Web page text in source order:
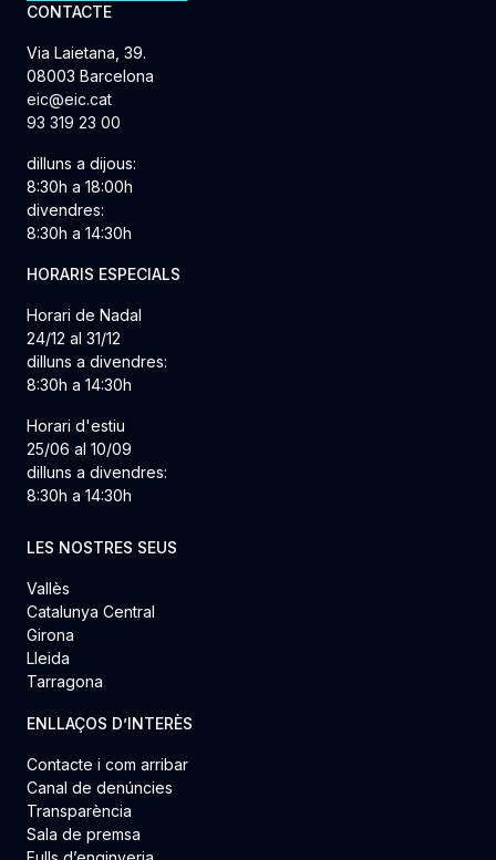
CONTACTE
Via Laietana, 39.
08003 Barcelona
eic@eic.cat
93 319 23 00
dilluns a dijous:
8:30h a 18:00h
divendres:
8:30h a 14:30h
HORARIS ESPECIALS
Horari de Nadal
24/12 al 31/12
dilluns a divendres:
8:30h a 14:30h
Horari d'estiu
25/06 al 10/09
dilluns a divendres:
8:30h a 14:30h
LES NOSTRES SEUS
Vallès
Catalunya Central
Girona
Lleida
Tarragona
ENLLAÇOS D’INTERÈS
Contacte i com arribar
Canal de denúncies
Transparència
Sala de premsa